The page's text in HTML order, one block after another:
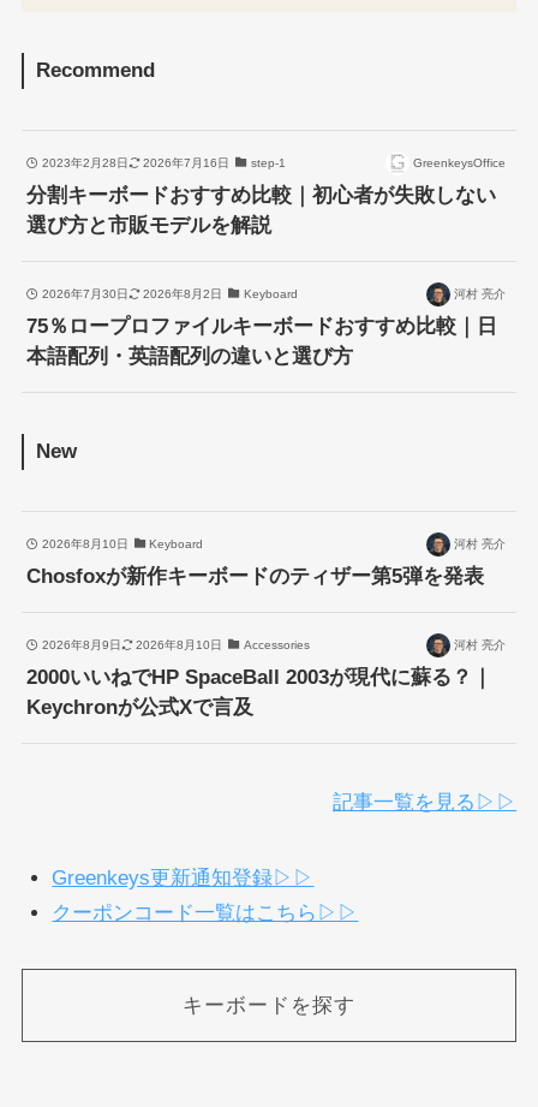
Recommend
2023年2月28日 2026年7月16日 step-1 GreenkeysOffice
分割キーボードおすすめ比較｜初心者が失敗しない
選び方と市販モデルを解説
2026年7月30日 2026年8月2日 Keyboard 河村 亮介
75％ロープロファイルキーボードおすすめ比較｜日
本語配列・英語配列の違いと選び方
New
2026年8月10日 Keyboard 河村 亮介
Chosfoxが新作キーボードのティザー第5弾を発表
2026年8月9日 2026年8月10日 Accessories 河村 亮介
2000いいねでHP SpaceBall 2003が現代に蘇る？｜
Keychronが公式Xで言及
記事一覧を見る▷▷
Greenkeys更新通知登録▷▷
クーポンコード一覧はこちら▷▷
キーボードを探す